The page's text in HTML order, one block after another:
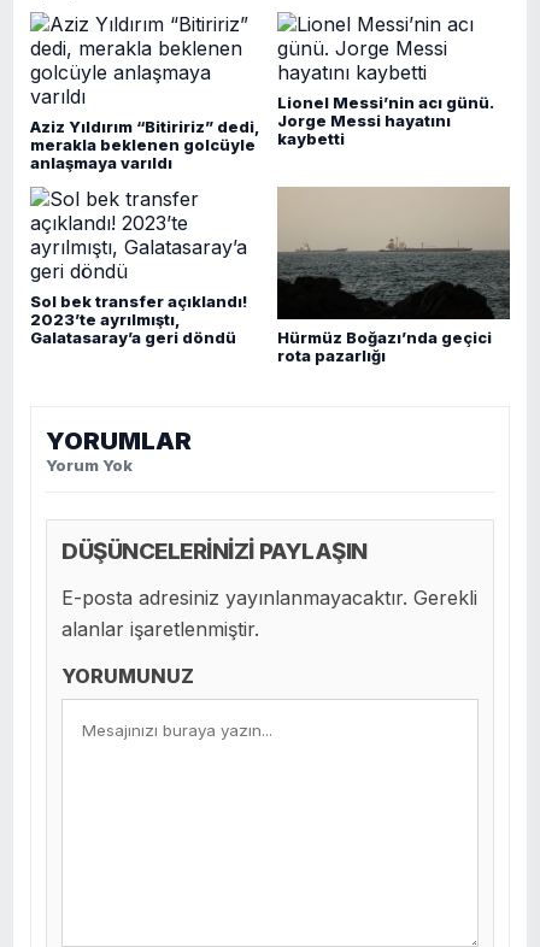
Aziz Yıldırım “Bitiririz” dedi,
merakla beklenen golcüyle
anlaşmaya varıldı
Lionel Messi’nin acı günü.
Jorge Messi hayatını
kaybetti
Sol bek transfer açıklandı!
2023’te ayrılmıştı,
Galatasaray’a geri döndü
Hürmüz Boğazı’nda geçici
rota pazarlığı
YORUMLAR
Yorum Yok
DÜŞÜNCELERİNİZİ PAYLAŞIN
E-posta adresiniz yayınlanmayacaktır. Gerekli
alanlar işaretlenmiştir.
YORUMUNUZ